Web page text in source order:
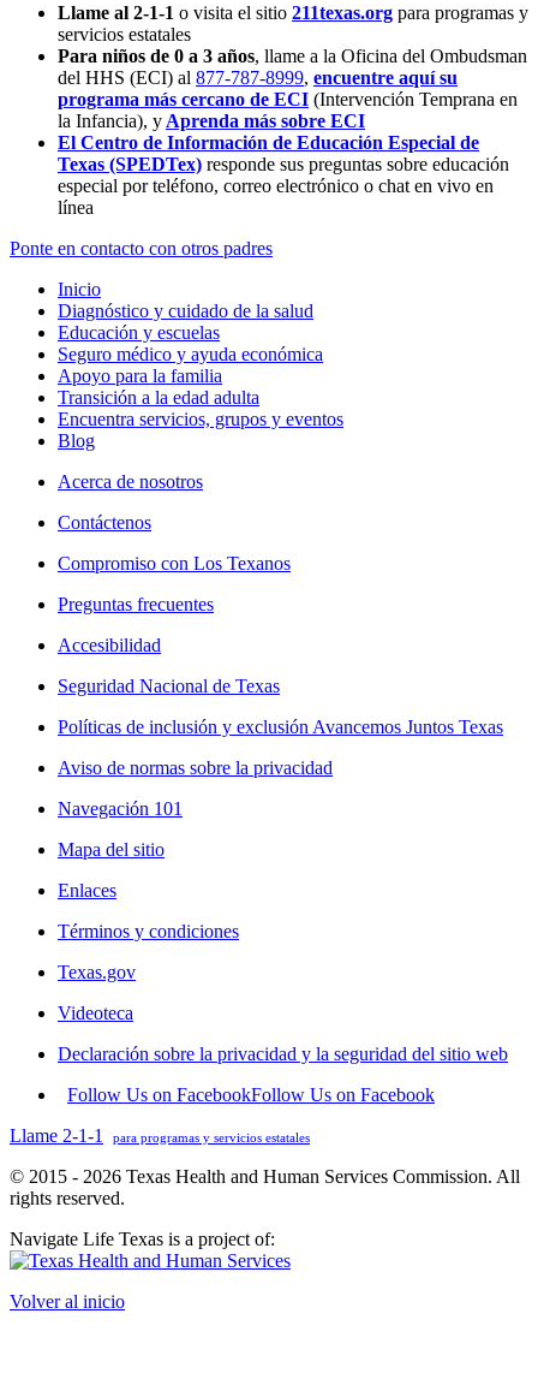
Llame al 2-1-1 o visita el sitio 211texas.org para programas y
servicios estatales
Para niños de 0 a 3 años, llame a la Oficina del Ombudsman
del HHS (ECI) al 877-787-8999, encuentre aquí su
programa más cercano de ECI (Intervención Temprana en
la Infancia), y Aprenda más sobre ECI
El Centro de Información de Educación Especial de
Texas (SPEDTex) responde sus preguntas sobre educación
especial por teléfono, correo electrónico o chat en vivo en
línea
Ponte en contacto con otros padres
Inicio
Diagnóstico y cuidado de la salud
Educación y escuelas
Seguro médico y ayuda económica
Apoyo para la familia
Transición a la edad adulta
Encuentra servicios, grupos y eventos
Blog
Acerca de nosotros
Contáctenos
Compromiso con Los Texanos
Preguntas frecuentes
Accesibilidad
Seguridad Nacional de Texas
Políticas de inclusión y exclusión Avancemos Juntos Texas
Aviso de normas sobre la privacidad
Navegación 101
Mapa del sitio
Enlaces
Términos y condiciones
Texas.gov
Videoteca
Declaración sobre la privacidad y la seguridad del sitio web
Follow Us on FacebookFollow Us on Facebook
Llame 2-1-1
para programas y servicios estatales
© 2015 - 2026 Texas Health and Human Services Commission. All
rights reserved.
Navigate Life Texas is a project of:
Volver al inicio